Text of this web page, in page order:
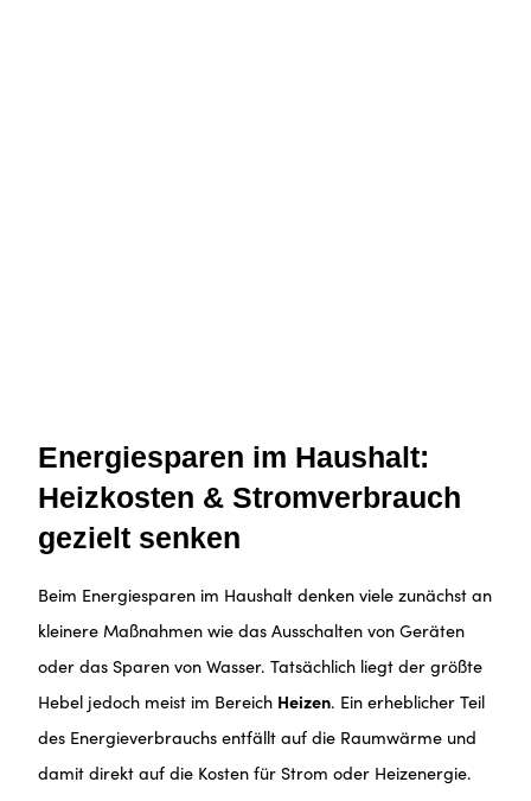
Energiesparen im Haushalt:
Heizkosten & Stromverbrauch
gezielt senken
Beim Energiesparen im Haushalt denken viele zunächst an
kleinere Maßnahmen wie das Ausschalten von Geräten
oder das Sparen von Wasser. Tatsächlich liegt der größte
Hebel jedoch meist im Bereich Heizen. Ein erheblicher Teil
des Energieverbrauchs entfällt auf die Raumwärme und
damit direkt auf die Kosten für Strom oder Heizenergie.